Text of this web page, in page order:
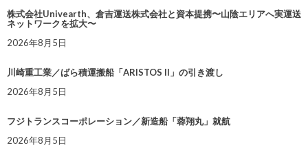
株式会社Univearth、倉吉運送株式会社と資本提携〜山陰エリアへ実運送
ネットワークを拡大〜
2026年8月5日
川崎重工業／ばら積運搬船「ARISTOS II」の引き渡し
2026年8月5日
フジトランスコーポレーション／新造船「蓉翔丸」就航
2026年8月5日